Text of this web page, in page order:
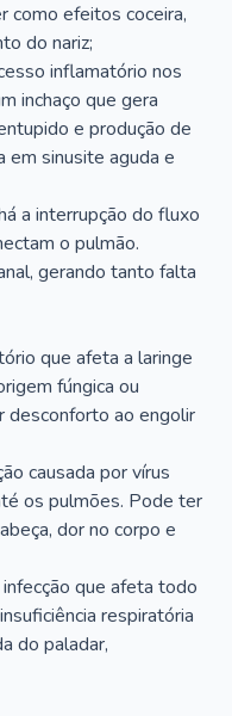
como efeitos coceira,
do nariz;
inflamatório nos
inchaço que gera
e produção de
em sinusite aguda e
a interrupção do fluxo
o pulmão.
gerando tanto falta
que afeta a laringe
fúngica ou
desconforto ao engolir
causada por vírus
os pulmões. Pode ter
dor no corpo e
que afeta todo
respiratória
do paladar,